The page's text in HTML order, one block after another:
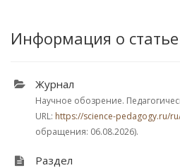
Информация о статье
Журнал
Научное обозрение.
URL: https://science-pedagogy.ru/
обращения: 06.08.2026).
Раздел